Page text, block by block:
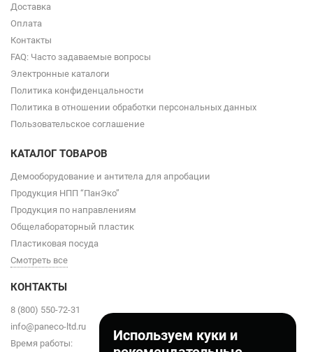
Используем куки и
Доставка
Оплата
Контакты
FAQ: Часто задаваемые вопросы
Электронные каталоги
Политика конфиденцальности
Политика в отношении обработки персональных данных
Пользовательское соглашение
КАТАЛОГ ТОВАРОВ
Демооборудование и антитела для апробации
Продукция НПП “ПанЭко”
Продукция по направлениям
Общелабораторный пластик
Пластиковая посуда
Смотреть все
КОНТАКТЫ
8 (800) 550-72-31
info@paneco-ltd.ru
Время работы: